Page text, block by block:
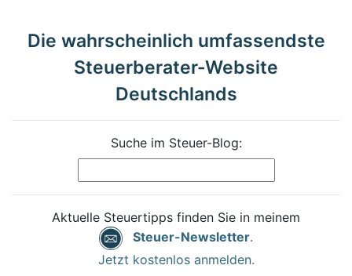
Die wahrscheinlich umfassendste
Steuerberater-Website
Deutschlands
Suche im Steuer-Blog:
Aktuelle Steuertipps finden Sie in meinem
Steuer-Newsletter.
Jetzt kostenlos anmelden.